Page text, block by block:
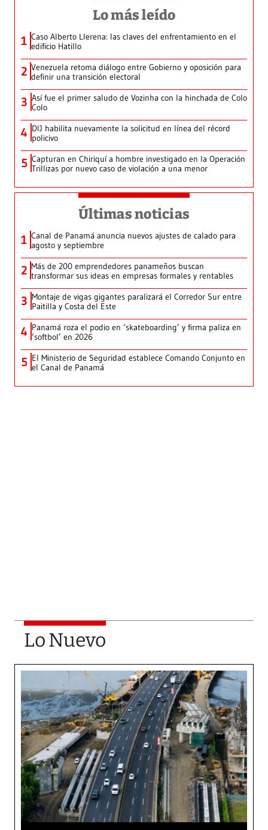
Lo más leído
1 Caso Alberto Llerena: las claves del enfrentamiento en el
edificio Hatillo
2 Venezuela retoma diálogo entre Gobierno y oposición para
definir una transición electoral
3 Así fue el primer saludo de Vozinha con la hinchada de Colo
Colo
4 DIJ habilita nuevamente la solicitud en línea del récord
policivo
5 Capturan en Chiriquí a hombre investigado en la Operación
Trillizas por nuevo caso de violación a una menor
Últimas noticias
1 Canal de Panamá anuncia nuevos ajustes de calado para
agosto y septiembre
2 Más de 200 emprendedores panameños buscan
transformar sus ideas en empresas formales y rentables
3 Montaje de vigas gigantes paralizará el Corredor Sur entre
Paitilla y Costa del Este
4 Panamá roza el podio en ‘skateboarding’ y firma paliza en
‘softbol’ en 2026
5 El Ministerio de Seguridad establece Comando Conjunto en
el Canal de Panamá
Lo Nuevo